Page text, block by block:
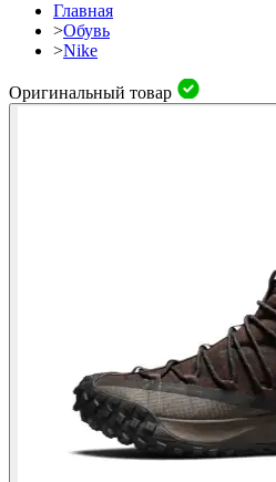
Главная
>Обувь
>Nike
Оригинальный товар